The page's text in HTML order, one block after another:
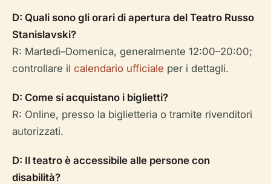
D: Quali sono gli orari di apertura del Teatro Russo
Stanislavski?
R: Martedì–Domenica, generalmente 12:00–20:00;
controllare il calendario ufficiale per i dettagli.
D: Come si acquistano i biglietti?
R: Online, presso la biglietteria o tramite rivenditori
autorizzati.
D: Il teatro è accessibile alle persone con
disabilità?